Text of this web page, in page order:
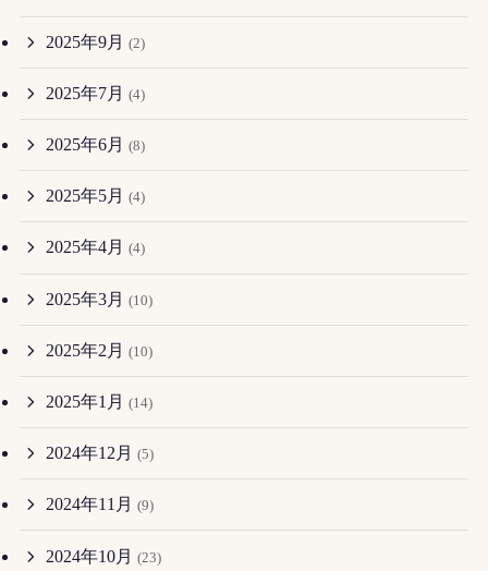
2025年9月 (2)
2025年7月 (4)
2025年6月 (8)
2025年5月 (4)
2025年4月 (4)
2025年3月 (10)
2025年2月 (10)
2025年1月 (14)
2024年12月 (5)
2024年11月 (9)
2024年10月 (23)